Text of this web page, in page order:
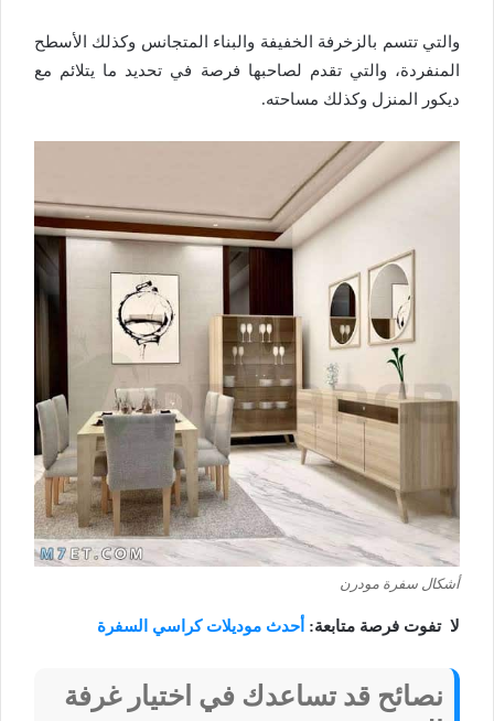
والتي تتسم بالزخرفة الخفيفة والبناء المتجانس وكذلك الأسطح
المنفردة، والتي تقدم لصاحبها فرصة في تحديد ما يتلائم مع
ديكور المنزل وكذلك مساحته.
أشكال سفرة مودرن
لا تفوت فرصة متابعة: أحدث موديلات كراسي السفرة
نصائح قد تساعدك في اختيار غرفة